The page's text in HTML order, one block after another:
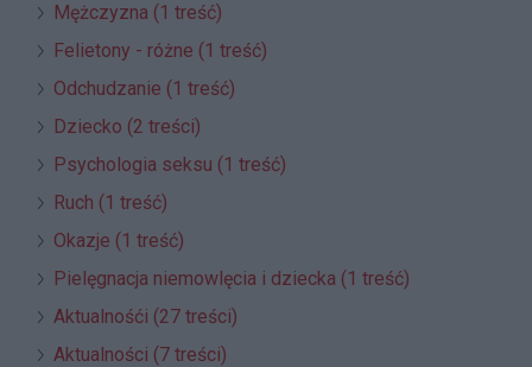
Mężczyzna (1 treść)
Felietony - różne (1 treść)
Odchudzanie (1 treść)
Dziecko (2 treści)
Psychologia seksu (1 treść)
Ruch (1 treść)
Okazje (1 treść)
Pielęgnacja niemowlęcia i dziecka (1 treść)
Aktualnośći (27 treści)
Aktualności (7 treści)